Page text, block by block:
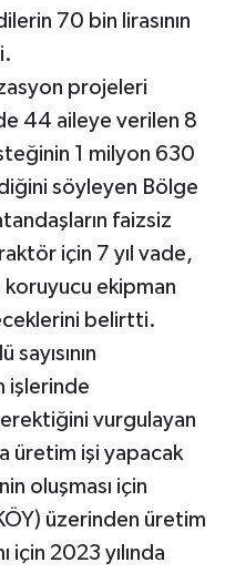
70 bin lirasının
projeleri
44 aileye verilen 8
1 milyon 630
söyleyen Bölge
faizsiz
için 7 yıl vade,
ekipman
belirtti.
işlerinde
vurgulayan
üretim işi yapacak
oluşması için
üzerinden üretim
için 2023 yılında